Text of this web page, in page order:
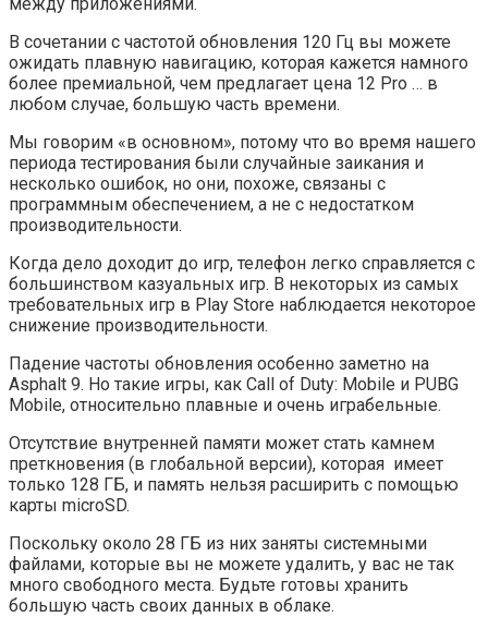
В сочетании с частотой обновления 120 Гц вы можете
ожидать плавную навигацию, которая кажется намного
более премиальной, чем предлагает цена 12 Pro … в
любом случае, большую часть времени.
Мы говорим «в основном», потому что во время нашего
периода тестирования были случайные заикания и
несколько ошибок, но они, похоже, связаны с
программным обеспечением, а не с недостатком
производительности.
Когда дело доходит до игр, телефон легко справляется с
большинством казуальных игр. В некоторых из самых
требовательных игр в Play Store наблюдается некоторое
снижение производительности.
Падение частоты обновления особенно заметно на
Asphalt 9. Но такие игры, как Call of Duty: Mobile и PUBG
Mobile, относительно плавные и очень играбельные.
Отсутствие внутренней памяти может стать камнем
преткновения (в глобальной версии), которая имеет
только 128 ГБ, и память нельзя расширить с помощью
карты microSD.
Поскольку около 28 ГБ из них заняты системными
файлами, которые вы не можете удалить, у вас не так
много свободного места. Будьте готовы хранить
большую часть своих данных в облаке.